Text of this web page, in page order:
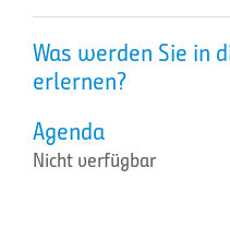
Was werden Sie in
erlernen?
Agenda
Nicht verfügbar